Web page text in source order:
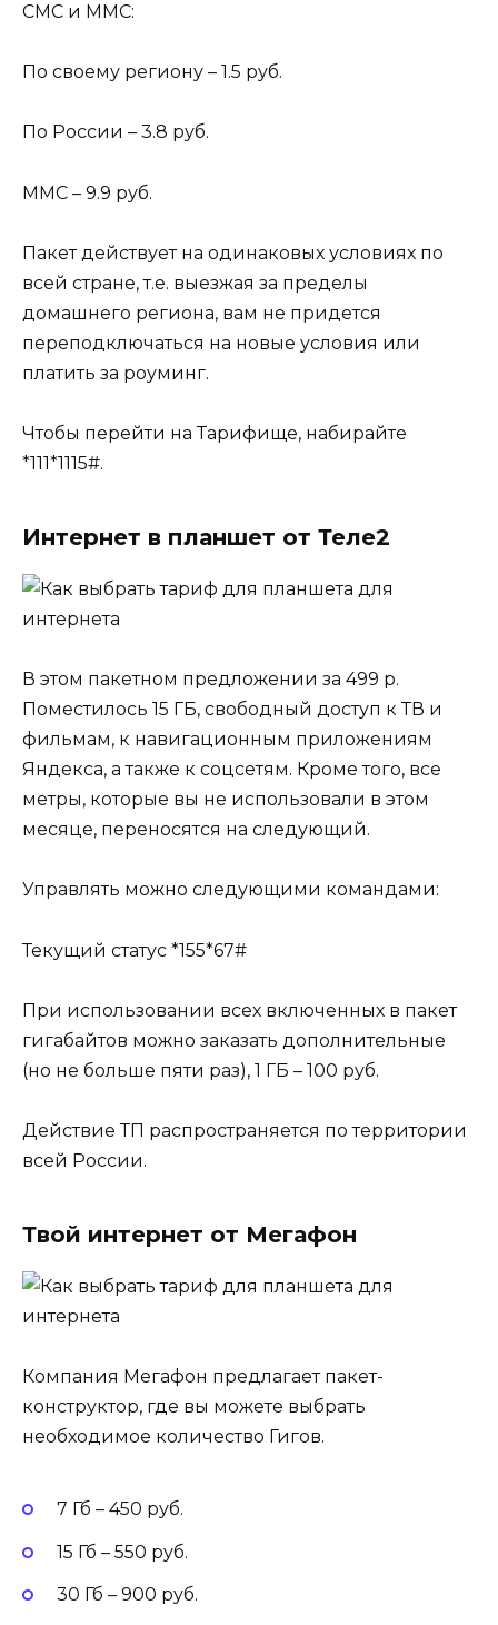
СМС и ММС:
По своему региону – 1.5 руб.
По России – 3.8 руб.
ММС – 9.9 руб.
Пакет действует на одинаковых условиях по
всей стране, т.е. выезжая за пределы
домашнего региона, вам не придется
переподключаться на новые условия или
платить за роуминг.
Чтобы перейти на Тарифище, набирайте
*111*1115#.
Интернет в планшет от Теле2
В этом пакетном предложении за 499 р.
Поместилось 15 ГБ, свободный доступ к ТВ и
фильмам, к навигационным приложениям
Яндекса, а также к соцсетям. Кроме того, все
метры, которые вы не использовали в этом
месяце, переносятся на следующий.
Управлять можно следующими командами:
Текущий статус *155*67#
При использовании всех включенных в пакет
гигабайтов можно заказать дополнительные
(но не больше пяти раз), 1 ГБ – 100 руб.
Действие ТП распространяется по территории
всей России.
Твой интернет от Мегафон
Компания Мегафон предлагает пакет-
конструктор, где вы можете выбрать
необходимое количество Гигов.
7 Гб – 450 руб.
15 Гб – 550 руб.
30 Гб – 900 руб.